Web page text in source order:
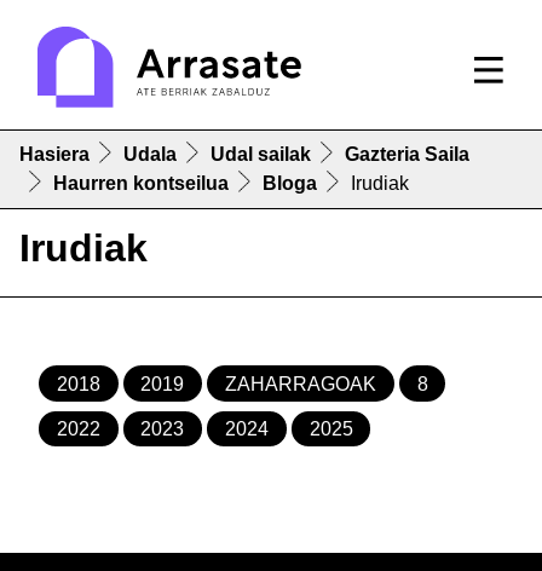
Hasiera Udala Udal sailak
Gazteria Saila
Haurren kontseilua
Bloga Irudiak
Irudiak
2018 2019 ZAHARRAGOAK 8
2022 2023 2024 2025